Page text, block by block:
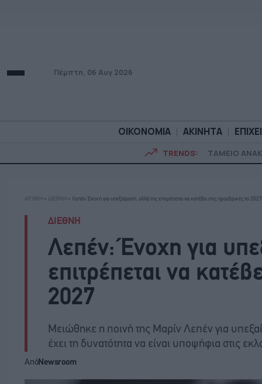
Πέμπτη, 06 Αυγ 2026
ΟΙΚΟΝΟΜΙΑ ΑΚΙΝΗΤΑ
TRENDS: ΤΑΜΕΙΟ
ΟΙΚΟΝΟΜΙΑ ΑΚΙΝΗΤΑ
ΑΡΧΙΚΗ » ΔΙΕΘΝΗ » Λεπέν: Ένοχη για υπεξαίρεση, αλλά της επιτρέπεται να κατέβει στις προεδρικές το 2027
ΔΙΕΘΝΗ
Λεπέν: Ένοχη για
επιτρέπεται να
2027
Μειώθηκε η ποινή της Μαρίν Λεπέν για
έχει τη δυνατότητα να είναι υποψήφια στις
ΑπόNewsroom